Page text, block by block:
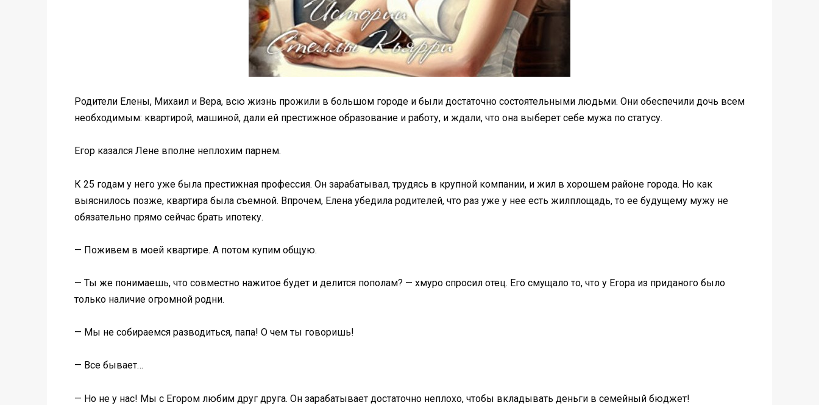
Родители Елены, Михаил и Вера, всю жизнь прожили в большом городе и были достаточно состоятельными людьми. Они обеспечили дочь всем
необходимым: квартирой, машиной, дали ей престижное образование и работу, и ждали, что она выберет себе мужа по статусу.
Егор казался Лене вполне неплохим парнем.
К 25 годам у него уже была престижная профессия. Он зарабатывал, трудясь в крупной компании, и жил в хорошем районе города. Но как
выяснилось позже, квартира была съемной. Впрочем, Елена убедила родителей, что раз уже у нее есть жилплощадь, то ее будущему мужу не
обязательно прямо сейчас брать ипотеку.
— Поживем в моей квартире. А потом купим общую.
— Ты же понимаешь, что совместно нажитое будет и делится пополам? — хмуро спросил отец. Его смущало то, что у Егора из приданого было
только наличие огромной родни.
— Мы не собираемся разводиться, папа! О чем ты говоришь!
— Все бывает…
— Но не у нас! Мы с Егором любим друг друга. Он зарабатывает достаточно неплохо, чтобы вкладывать деньги в семейный бюджет!